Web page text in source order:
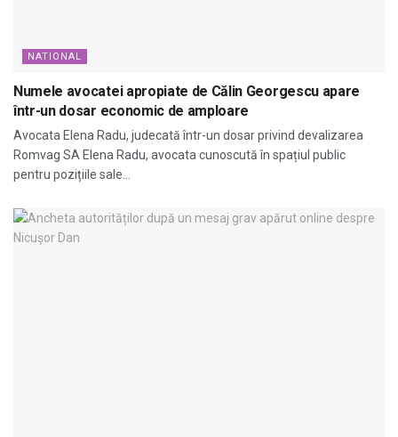
NATIONAL
Numele avocatei apropiate de Călin Georgescu apare
într-un dosar economic de amploare
Avocata Elena Radu, judecată într-un dosar privind devalizarea
Romvag SA Elena Radu, avocata cunoscută în spațiul public
pentru pozițiile sale...